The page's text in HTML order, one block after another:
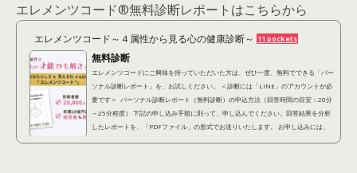
エレメンツコード®︎無料診断レポートはこちらから
エレメンツコード～４属性から見る心の健康診断～ 11 pockets
無料診断
エレメンツコードにご興味を持っていただいた方は、ぜひ一度、無料でできる「パー
ソナル診断レポート」を、お試しください。 ＜診断には「LINE」のアカウントが必
要です＞ パーソナル診断レポート（無料診断）の申込方法（回答時間の目安：20分
～25分程度） 下記の申し込み手順に則って、申し込んでください。回答結果を分析
したレポートを、「PDFファイル」の形式でお送りいたします。 お申し込みには、